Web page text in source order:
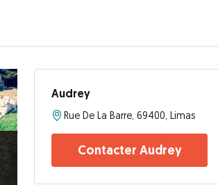
photos
Audrey
Rue De La Barre, 69400, Limas
Contacter Audrey